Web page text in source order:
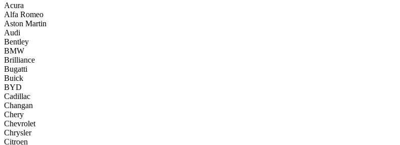
Acura
Alfa Romeo
Aston Martin
Audi
Bentley
BMW
Brilliance
Bugatti
Buick
BYD
Cadillac
Changan
Chery
Chevrolet
Chrysler
Citroen